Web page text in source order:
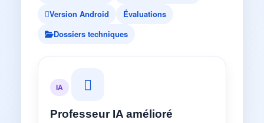
Version Android
Évaluations
Dossiers techniques
IA
Professeur IA amélioré